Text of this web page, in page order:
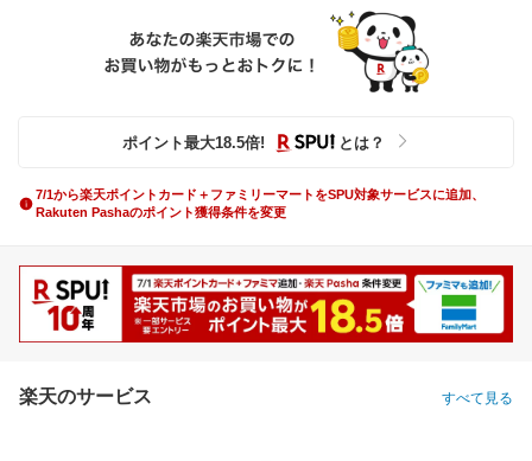
ポイント最大18.5倍! とは？
7/1から楽天ポイントカード＋ファミリーマートをSPU対象サービスに追加、
Rakuten Pashaのポイント獲得条件を変更
楽天のサービス すべて見る